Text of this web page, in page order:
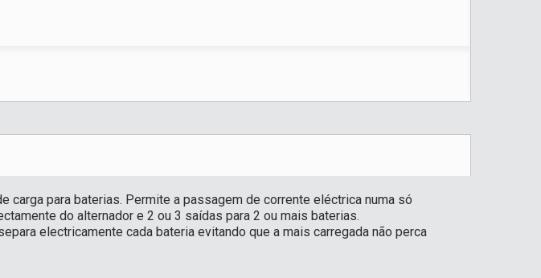
carga para baterias. Permite a passagem de corrente eléctrica numa só
do alternador e 2 ou 3 saídas para 2 ou mais baterias.
electricamente cada bateria evitando que a mais carregada não perca